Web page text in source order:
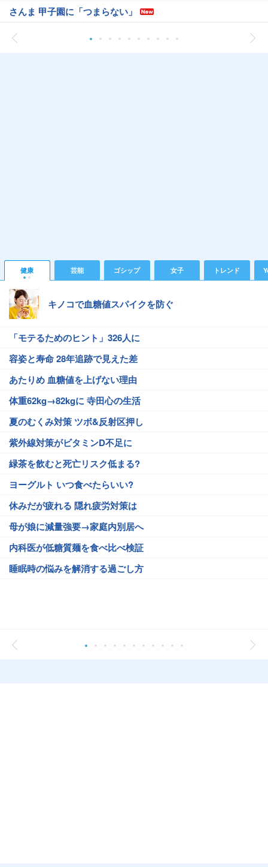
さんま 甲子園に「つまらない」
健康 芸能 ゴシップ 女子 トレンド
キノコで血糖値スパイクを防ぐ
「モテるためのヒント」326人に
容姿と寿命 28年追跡で見えた差
あたりめ 血糖値を上げない理由
体重62kg→82kgに 寺田心の生活
夏のむくみ対策 ツボ&反射区押し
紫外線対策がビタミンD不足に
緑茶を飲むと死亡リスク低まる?
ヨーグルト いつ食べたらいい?
休みだが疲れる 隠れ疲労対策は
母が娘に減量強要→家庭内別居へ
内科医が低糖質麺を食べ比べ検証
睡眠時の悩みを解消する過ごし方